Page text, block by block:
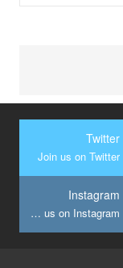
Twitter
Join us on Twitter
Instagram
Join us on Instagram